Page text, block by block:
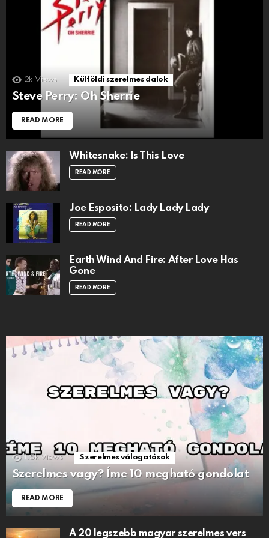
2k Views Külföldi szerelmes dalok
Steve Perry: Oh Sherrie
READ MORE
Whitesnake: Is This Love
READ MORE
Joe Esposito: Lady Lady Lady
READ MORE
Earth Wind And Fire: After Love Has
Gone
READ MORE
1.5k Views Szerelmes válogatások
Szerelmes vagy? Íme 10 megható gondolat
READ MORE
A 20 legszebb magyar szerelmes vers